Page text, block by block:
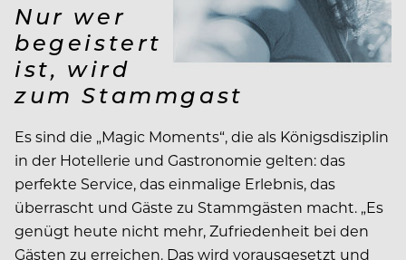
Nur wer
begeistert
ist, wird
zum Stammgast
Es sind die „Magic Moments“, die als Königsdisziplin
in der Hotellerie und Gastronomie gelten: das
perfekte Service, das einmalige Erlebnis, das
überrascht und Gäste zu Stammgästen macht. „Es
genügt heute nicht mehr, Zufriedenheit bei den
Gästen zu erreichen. Das wird vorausgesetzt und